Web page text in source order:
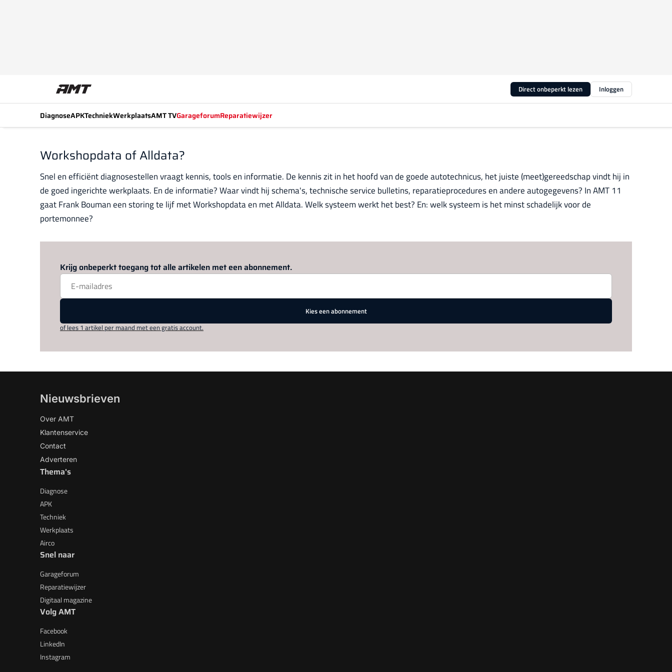
Direct onbeperkt lezen Inloggen
DiagnoseAPKTechniekWerkplaatsAMT TVGarageforumReparatiewijzer
Workshopdata of Alldata?
Snel en efficiënt diagnosestellen vraagt kennis, tools en informatie. De kennis zit in het hoofd van de goede autotechnicus, het juiste (meet)gereedschap vindt hij in
de goed ingerichte werkplaats. En de informatie? Waar vindt hij schema's, technische service bulletins, reparatieprocedures en andere autogegevens? In AMT 11
gaat Frank Bouman een storing te lijf met Workshopdata en met Alldata. Welk systeem werkt het best? En: welk systeem is het minst schadelijk voor de
portemonnee?
Krijg onbeperkt toegang tot alle artikelen met een abonnement.
Kies een abonnement
of lees 1 artikel per maand met een gratis account.
Nieuwsbrieven
Over AMT
Klantenservice
Contact
Adverteren
Thema's
Diagnose
APK
Techniek
Werkplaats
Airco
Snel naar
Garageforum
Reparatiewijzer
Digitaal magazine
Volg AMT
Facebook
LinkedIn
Instagram